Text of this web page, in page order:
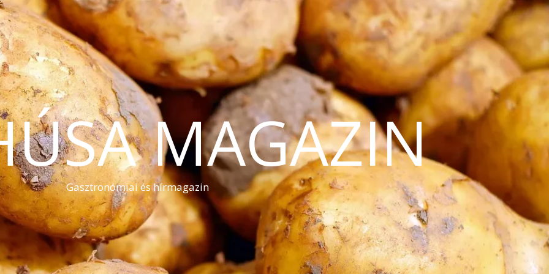
MAGAZIN
Gasztronómiai és hírmagazin